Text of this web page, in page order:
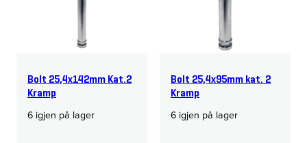
Bolt 25,4x142mm Kat.2
Kramp
6 igjen på lager
Bolt 25,4x95mm kat. 2
Kramp
6 igjen på lager